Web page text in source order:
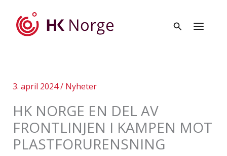
3. april 2024/ Nyheter
HK NORGE EN DEL AV
FRONTLINJEN I KAMPEN MOT
PLASTFORURENSNING